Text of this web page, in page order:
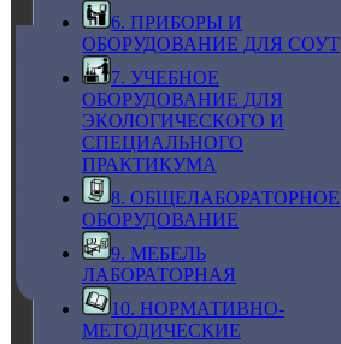
6. ПРИБОРЫ И
ОБОРУДОВАНИЕ ДЛЯ СОУТ
7. УЧЕБНОЕ
ОБОРУДОВАНИЕ ДЛЯ
ЭКОЛОГИЧЕСКОГО И
СПЕЦИАЛЬНОГО
ПРАКТИКУМА
8. ОБЩЕЛАБОРАТОРНОЕ
ОБОРУДОВАНИЕ
9. МЕБЕЛЬ
ЛАБОРАТОРНАЯ
10. НОРМАТИВНО-
МЕТОДИЧЕСКИЕ